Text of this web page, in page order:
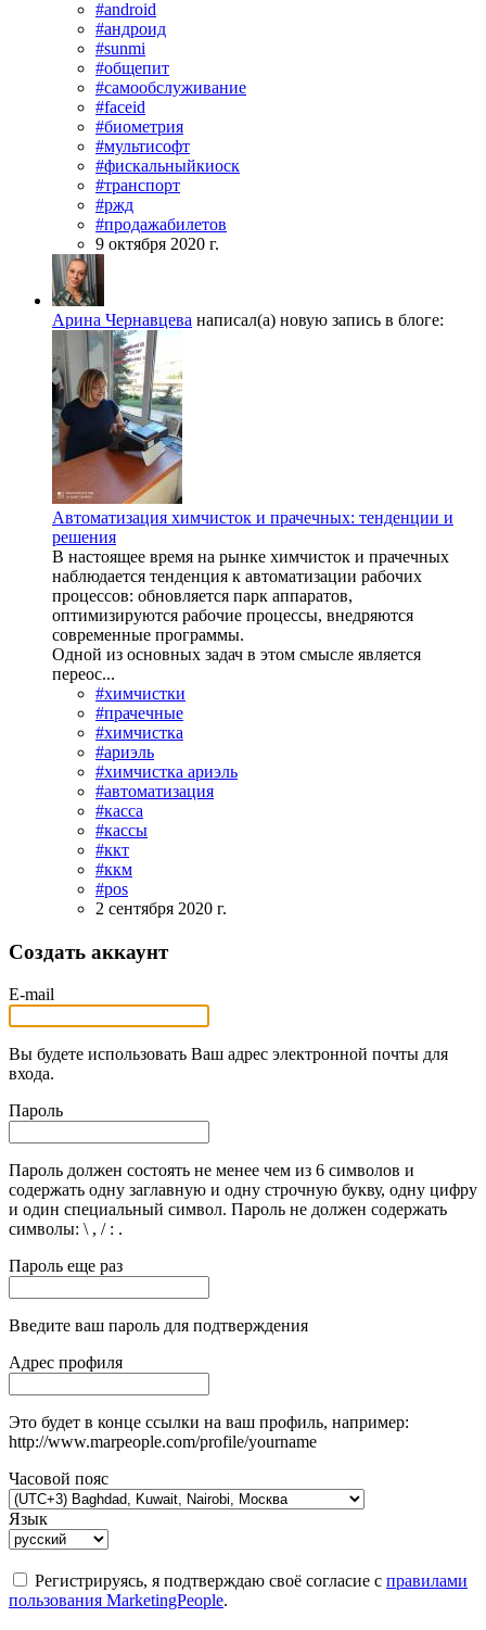
#android
#андроид
#sunmi
#общепит
#самообслуживание
#faceid
#биометрия
#мультисофт
#фискальныйкиоск
#транспорт
#ржд
#продажабилетов
9 октября 2020 г.
Арина Чернавцева написал(а) новую запись в блоге:
Автоматизация химчисток и прачечных: тенденции и
решения
В настоящее время на рынке химчисток и прачечных
наблюдается тенденция к автоматизации рабочих
процессов: обновляется парк аппаратов,
оптимизируются рабочие процессы, внедряются
современные программы.
Одной из основных задач в этом смысле является
переос...
#химчистки
#прачечные
#химчистка
#ариэль
#химчистка ариэль
#автоматизация
#касса
#кассы
#ккт
#ккм
#pos
2 сентября 2020 г.
Создать аккаунт
E-mail
Вы будете использовать Ваш адрес электронной почты для
входа.
Пароль
Пароль должен состоять не менее чем из 6 символов и
содержать одну заглавную и одну строчную букву, одну цифру
и один специальный символ. Пароль не должен содержать
символы: \ , / : .
Пароль еще раз
Введите ваш пароль для подтверждения
Адрес профиля
Это будет в конце ссылки на ваш профиль, например:
http://www.marpeople.com/profile/yourname
Часовой пояс
Язык
Регистрируясь, я подтверждаю своё согласие с правилами
пользования MarketingPeople.